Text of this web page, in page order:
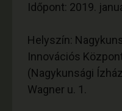
Időpont: 2019.
Helyszín:
Innovációs
(Nagykunsági
Wagner u. 1.